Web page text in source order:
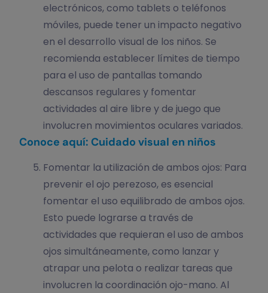
electrónicos, como tablets o teléfonos
móviles, puede tener un impacto negativo
en el desarrollo visual de los niños. Se
recomienda establecer límites de tiempo
para el uso de pantallas tomando
descansos regulares y fomentar
actividades al aire libre y de juego que
involucren movimientos oculares variados.
Conoce aquí: Cuidado visual en niños
Fomentar la utilización de ambos ojos: Para
prevenir el ojo perezoso, es esencial
fomentar el uso equilibrado de ambos ojos.
Esto puede lograrse a través de
actividades que requieran el uso de ambos
ojos simultáneamente, como lanzar y
atrapar una pelota o realizar tareas que
involucren la coordinación ojo-mano. Al